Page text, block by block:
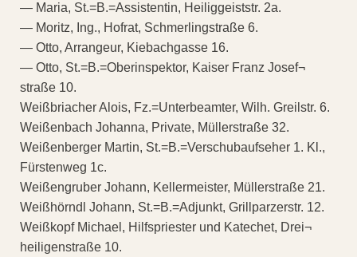
— Maria, St.=B.=Assistentin, Heiliggeiststr. 2a.
— Moritz, Ing., Hofrat, Schmerlingstraße 6.
— Otto, Arrangeur, Kiebachgasse 16.
— Otto, St.=B.=Oberinspektor, Kaiser Franz Josef¬
straße 10.
Weißbriacher Alois, Fz.=Unterbeamter, Wilh. Greilstr. 6.
Weißenbach Johanna, Private, Müllerstraße 32.
Weißenberger Martin, St.=B.=Verschubaufseher 1. Kl.,
Fürstenweg 1c.
Weißengruber Johann, Kellermeister, Müllerstraße 21.
Weißhörndl Johann, St.=B.=Adjunkt, Grillparzerstr. 12.
Weißkopf Michael, Hilfspriester und Katechet, Drei¬
heiligenstraße 10.